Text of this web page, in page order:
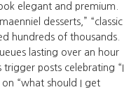
elegant and premium.
desserts,” “classic
hundreds of thousands.
lasting over an hour
posts celebrating “I
on “what should I get